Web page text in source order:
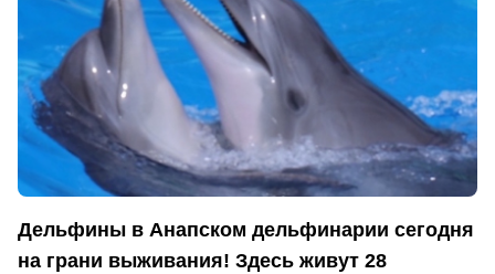
Дельфины в Анапском дельфинарии сегодня
на грани выживания! Здесь живут 28